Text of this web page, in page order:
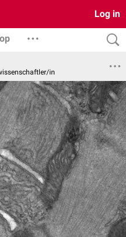
Log in
in